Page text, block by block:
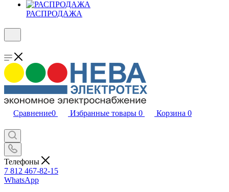
РАСПРОДАЖА
Сравнение0 Избранные товары 0 Корзина 0
Телефоны
7 812 467-82-15
WhatsApp